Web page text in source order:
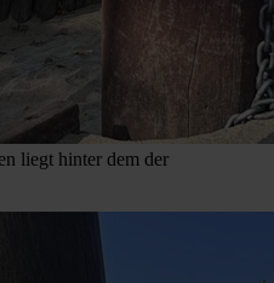
liegt hinter dem der